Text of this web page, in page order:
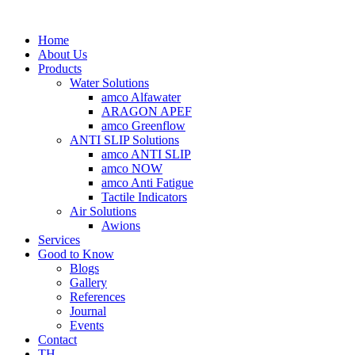
Home
About Us
Products
Water Solutions
amco Alfawater
ARAGON APEF
amco Greenflow
ANTI SLIP Solutions
amco ANTI SLIP
amco NOW
amco Anti Fatigue
Tactile Indicators
Air Solutions
Awions
Services
Good to Know
Blogs
Gallery
References
Journal
Events
Contact